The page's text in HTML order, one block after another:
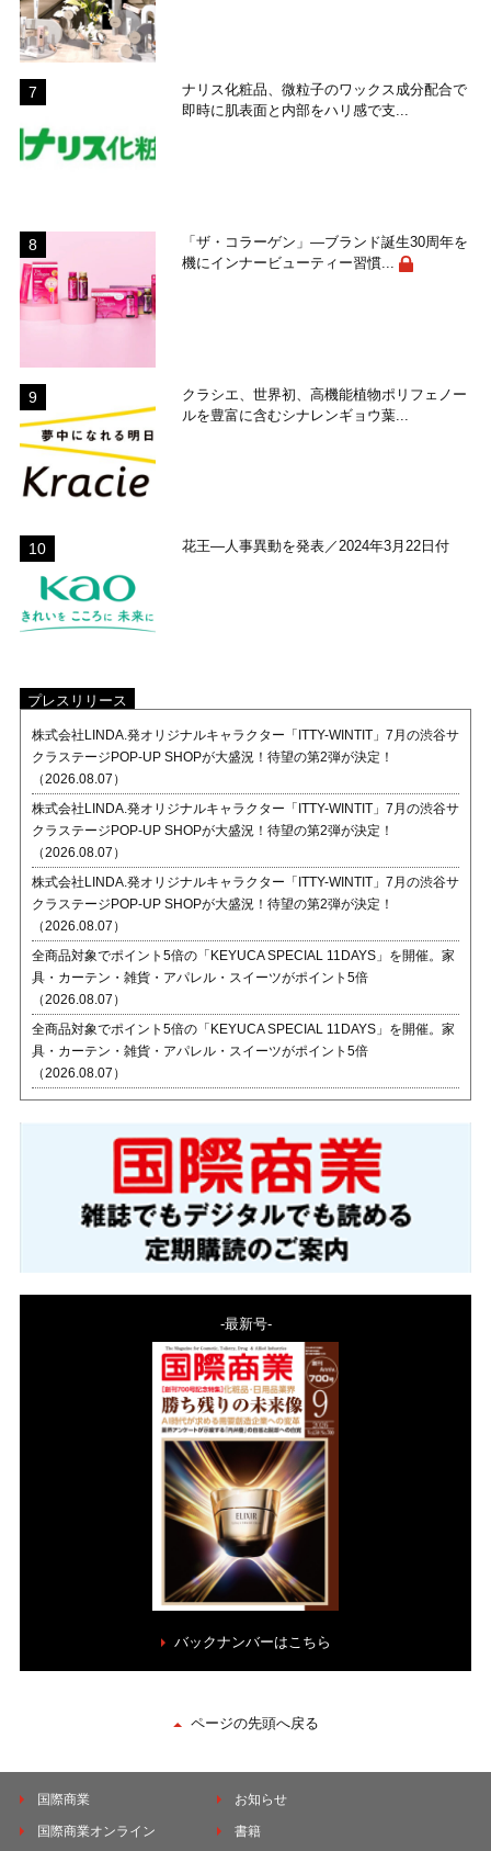
ナリス化粧品、微粒子のワックス成分配合で
即時に肌表面と内部をハリ感で支...
「ザ・コラーゲン」―ブランド誕生30周年を
機にインナービューティー習慣...
クラシエ、世界初、高機能植物ポリフェノー
ルを豊富に含むシナレンギョウ葉...
花王―人事異動を発表／2024年3月22日付
プレスリリース
株式会社LINDA.発オリジナルキャラクター「ITTY-WINTIT」7月の渋谷サ
クラステージPOP-UP SHOPが大盛況！待望の第2弾が決定！
（2026.08.07）
株式会社LINDA.発オリジナルキャラクター「ITTY-WINTIT」7月の渋谷サ
クラステージPOP-UP SHOPが大盛況！待望の第2弾が決定！
（2026.08.07）
株式会社LINDA.発オリジナルキャラクター「ITTY-WINTIT」7月の渋谷サ
クラステージPOP-UP SHOPが大盛況！待望の第2弾が決定！
（2026.08.07）
全商品対象でポイント5倍の「KEYUCA SPECIAL 11DAYS」を開催。家
具・カーテン・雑貨・アパレル・スイーツがポイント5倍
（2026.08.07）
全商品対象でポイント5倍の「KEYUCA SPECIAL 11DAYS」を開催。家
具・カーテン・雑貨・アパレル・スイーツがポイント5倍
（2026.08.07）
-最新号-
バックナンバーはこちら
ページの先頭へ戻る
国際商業
国際商業オンライン
お知らせ
書籍